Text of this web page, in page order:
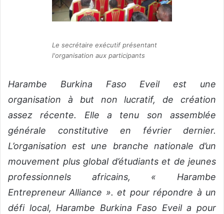
Le secrétaire exécutif présentant
l'organisation aux participants
Harambe Burkina Faso Eveil est une
organisation à but non lucratif, de création
assez récente. Elle a tenu son assemblée
générale constitutive en février dernier.
L’organisation est une branche nationale d’un
mouvement plus global d’étudiants et de jeunes
professionnels africains, « Harambe
Entrepreneur Alliance ». et pour répondre à un
défi local, Harambe Burkina Faso Eveil a pour